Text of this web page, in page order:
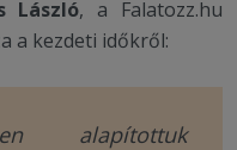
László, a Falatozz.hu
a kezdeti időkről:
alapítottuk